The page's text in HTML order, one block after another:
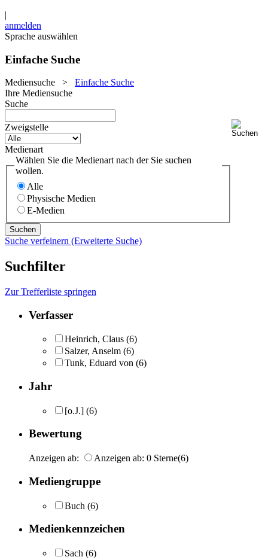
|
anmelden
Sprache auswählen
Einfache Suche
Mediensuche > Einfache Suche
Ihre Mediensuche
Suche
Zweigstelle
Medienart
Wählen Sie die Medienart nach der Sie suchen
wollen.
Alle
Physische Medien
E-Medien
Suche verfeinern (Erweiterte Suche)
Suchfilter
Zur Trefferliste springen
Verfasser
Heinrich, Claus (6)
Salzer, Anselm (6)
Tunk, Eduard von (6)
Jahr
[o.J.] (6)
Bewertung
Anzeigen ab: Anzeigen ab: 0 Sterne(6)
Mediengruppe
Buch (6)
Medienkennzeichen
Sach (6)